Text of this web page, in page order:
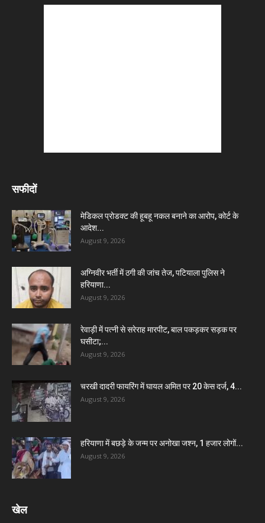
सफीदों
मेडिकल प्रोडक्ट की हूबहू नकल बनाने का आरोप, कोर्ट के
आदेश...
August 9, 2026
अग्निवीर भर्ती में ठगी की जांच तेज, पटियाला पुलिस ने
हरियाणा...
August 9, 2026
रेवाड़ी में पत्नी से सरेराह मारपीट, बाल पकड़कर सड़क पर
घसीटा;...
August 9, 2026
चरखी दादरी फायरिंग में घायल अमित पर 20 केस दर्ज, 4...
August 9, 2026
हरियाणा में बछड़े के जन्म पर अनोखा जश्न, 1 हजार लोगों...
August 9, 2026
खेल